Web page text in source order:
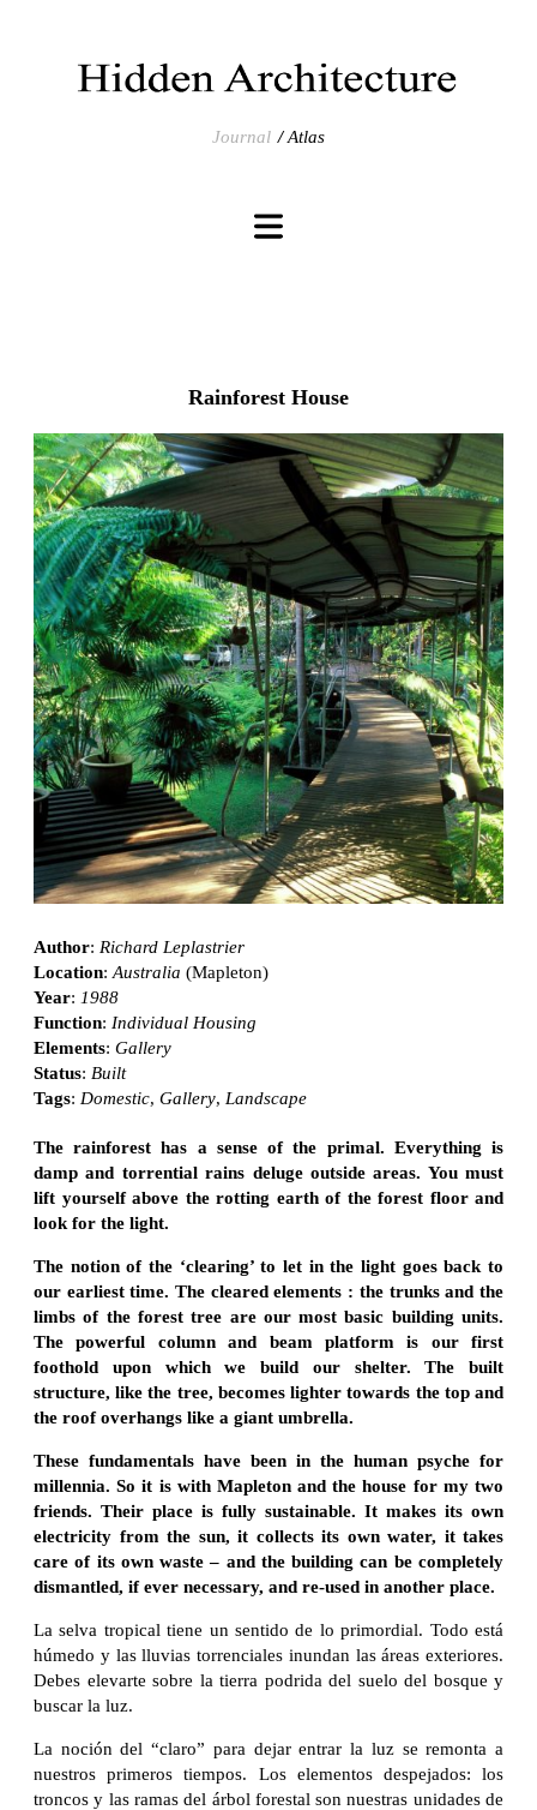
Journal Atlas
Rainforest House
Author: Richard Leplastrier
Location: Australia (Mapleton)
Year: 1988
Function: Individual Housing
Elements: Gallery
Status: Built
Tags: Domestic, Gallery, Landscape
The rainforest has a sense of the primal. Everything is
damp and torrential rains deluge outside areas. You must
lift yourself above the rotting earth of the forest floor and
look for the light.
The notion of the ‘clearing’ to let in the light goes back to
our earliest time. The cleared elements : the trunks and the
limbs of the forest tree are our most basic building units.
The powerful column and beam platform is our first
foothold upon which we build our shelter. The built
structure, like the tree, becomes lighter towards the top and
the roof overhangs like a giant umbrella.
These fundamentals have been in the human psyche for
millennia. So it is with Mapleton and the house for my two
friends. Their place is fully sustainable. It makes its own
electricity from the sun, it collects its own water, it takes
care of its own waste – and the building can be completely
dismantled, if ever necessary, and re-used in another place.
La selva tropical tiene un sentido de lo primordial. Todo está
húmedo y las lluvias torrenciales inundan las áreas exteriores.
Debes elevarte sobre la tierra podrida del suelo del bosque y
buscar la luz.
La noción del “claro” para dejar entrar la luz se remonta a
nuestros primeros tiempos. Los elementos despejados: los
troncos y las ramas del árbol forestal son nuestras unidades de